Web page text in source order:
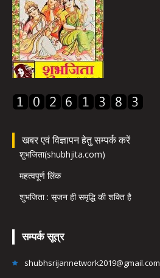
खबर एवं विज्ञापन हेतु सम्पर्क करें
शुभजिता(shubhjita.com)
महत्वपूर्ण लिंक
शुभजिता : सृजन ही समृद्धि की शक्ति है
सम्पर्क सूत्र
shubhsrijannetwork2019@gmail.com